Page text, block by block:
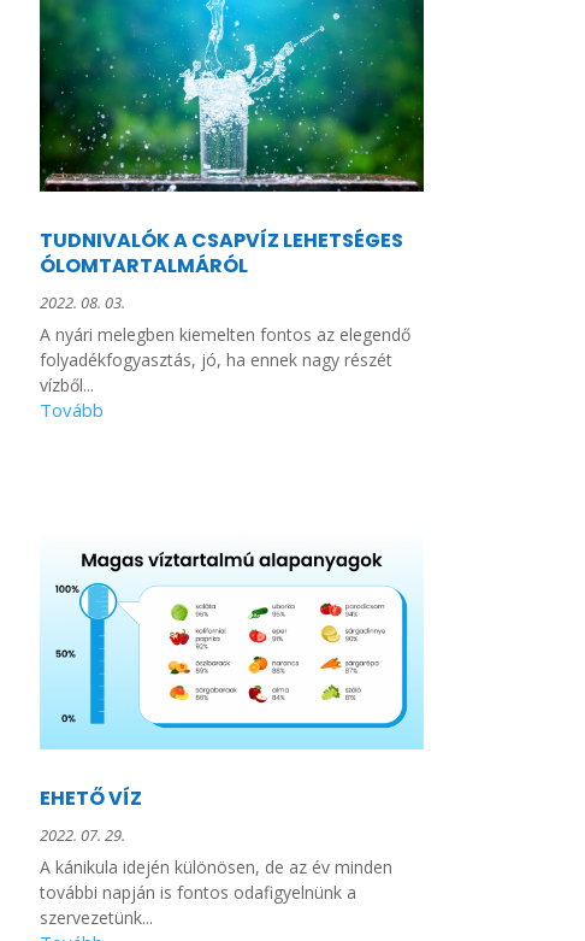
TUDNIVALÓK A CSAPVÍZ LEHETSÉGES
ÓLOMTARTALMÁRÓL
2022. 08. 03.
A nyári melegben kiemelten fontos az elegendő
folyadékfogyasztás, jó, ha ennek nagy részét
vízből...
EHETŐ VÍZ
2022. 07. 29.
A kánikula idején különösen, de az év minden
további napján is fontos odafigyelnünk a
szervezetünk...